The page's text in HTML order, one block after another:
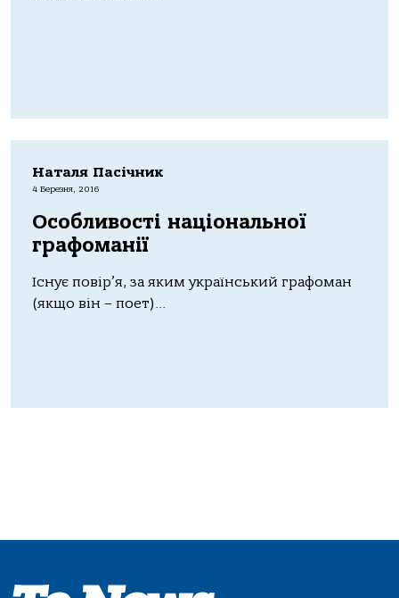
Наталя Пасічник
4 Березня, 2016
Особливості національної
графоманії
Існує повір’я, за яким український графоман
(якщо він – поет)...